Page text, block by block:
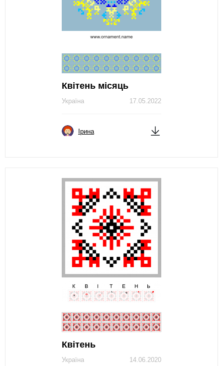
Квітень місяць
17.05.2022
Україна
Ірина
Квітень
14.06.2020
Україна